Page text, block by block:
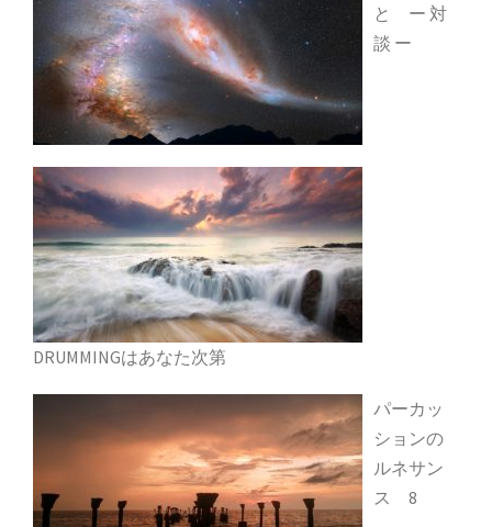
と ー 対
談 ー
DRUMMINGはあなた次第
パーカッ
ションの
ルネサン
ス 8